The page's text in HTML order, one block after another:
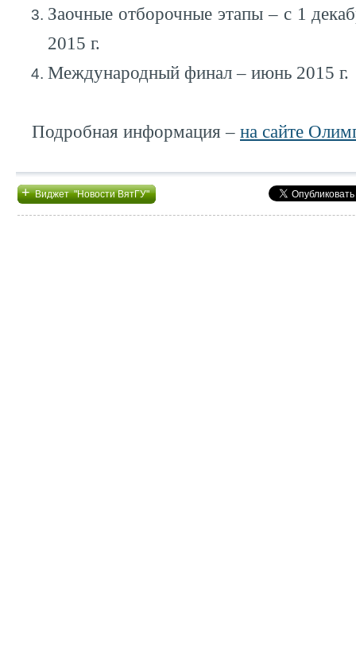
Заочные отборочные этапы – с 1
2015 г.
Международный финал – июнь 2015 г.
Подробная информация – на сайте
+Виджет "Новости ВятГУ"